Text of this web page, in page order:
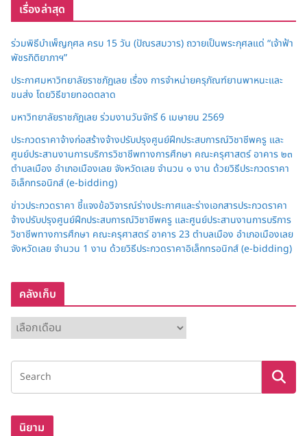
เรื่องล่าสุด
ร่วมพิธีบำเพ็ญกุศล ครบ 15 วัน (ปัณรสมวาร) ถวายเป็นพระกุศลแด่ “เจ้าฟ้า
พัชรกิติยาภาฯ”
ประกาศมหาวิทยาลัยราชภัฏเลย เรื่อง การจำหน่ายครุภัณฑ์ยานพาหนะและ
ขนส่ง โดยวิธีขายทอดตลาด
มหาวิทยาลัยราชภัฏเลย ร่วมงานวันจักรี 6 เมษายน 2569
ประกวดราคาจ้างก่อสร้างจ้างปรับปรุงศูนย์ฝึกประสบการณ์วิชาชีพครู และ
ศูนย์ประสานงานการบริการวิชาชีพทางการศึกษา คณะครุศาสตร์ อาคาร ๒๓
ตำบลเมือง อำเภอเมืองเลย จังหวัดเลย จำนวน ๑ งาน ด้วยวิธีประกวดราคา
อิเล็กทรอนิกส์ (e-bidding)
ข่าวประกวดราคา ชี้แจงข้อวิจารณ์ร่างประกาศและร่างเอกสารประกวดราคา
จ้างปรับปรุงศูนย์ฝึกประสบการณ์วิชาชีพครู และศูนย์ประสานงานการบริการ
วิชาชีพทางการศึกษา คณะครุศาสตร์ อาคาร 23 ตำบลเมือง อำเภอเมืองเลย
จังหวัดเลย จำนวน 1 งาน ด้วยวิธีประกวดราคาอิเล็กทรอนิกส์ (e-bidding)
คลังเก็บ
ลั
ง
ก็
นิยาม